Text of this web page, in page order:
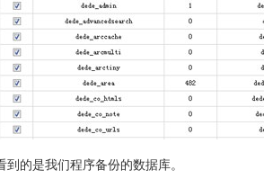
到的是我们程序备份的数据库。